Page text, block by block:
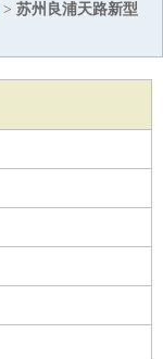
> 苏州良浦天路新型